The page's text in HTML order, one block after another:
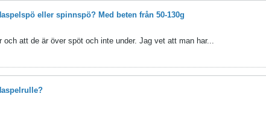
eller spinnspö? Med beten från 50-130g
att de är över spöt och inte under. Jag vet att man har...